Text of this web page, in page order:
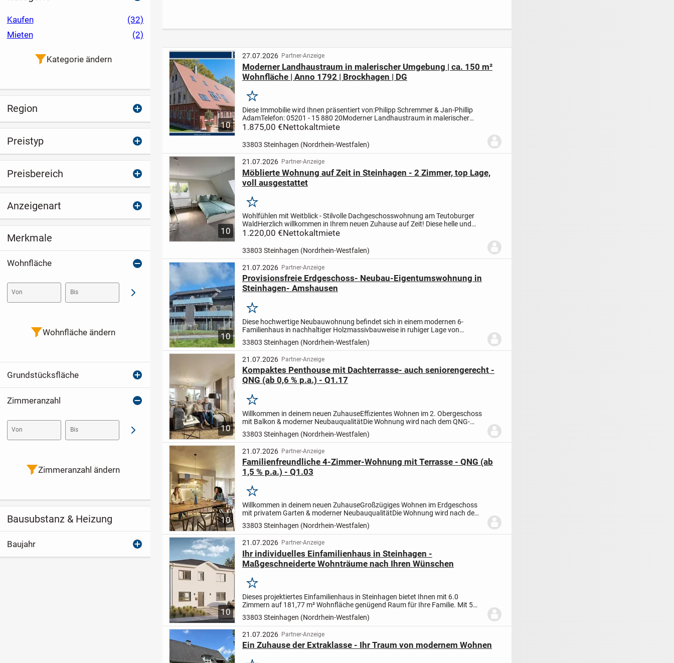
Ibbenbüren
Erstplanung von
Frank Hanke &
Grundstücksservice
10
27.07.2026 Partner-Anzeige
Moderner Landhaustraum in malerischer Umgebung | ca. 150 m²
Wohnfläche | Anno 1792 | Brockhagen | DG
Merken
Diese Immobilie wird Ihnen präsentiert von:Philipp Schremmer & Jan-Phillip
AdamTelefon: 05201 - 15 880 20Moderner Landhaustraum in malerischer
Umgebung | ca. 150 m² Wohnfläche | Anno 1792 |...
1.875,00 €Nettokaltmiete
33803 Steinhagen (Nordrhein-Westfalen)
10
21.07.2026 Partner-Anzeige
Möblierte Wohnung auf Zeit in Steinhagen - 2 Zimmer, top Lage,
voll ausgestattet
Merken
Wohlfühlen mit Weitblick - Stilvolle Dachgeschosswohnung am Teutoburger
WaldHerzlich willkommen in Ihrem neuen Zuhause auf Zeit! Diese helle und
modern eingerichtete 2-Zimmer-Dachgeschosswohnung mit...
1.220,00 €Nettokaltmiete
33803 Steinhagen (Nordrhein-Westfalen)
10
21.07.2026 Partner-Anzeige
Provisionsfreie Erdgeschoss- Neubau-Eigentumswohnung in
Steinhagen- Amshausen
Merken
Diese hochwertige Neubauwohnung befindet sich in einem modernen 6-
Familienhaus in nachhaltiger Holzmassivbauweise in ruhiger Lage von
Steinhagen-Amshausen. Das Gebäude wurde im Jahr 2026 fertiggestell...
33803 Steinhagen (Nordrhein-Westfalen)
10
21.07.2026 Partner-Anzeige
Kompaktes Penthouse mit Dachterrasse- auch seniorengerecht -
QNG (ab 0,6 % p.a.) - Q1.17
Merken
Willkommen in deinem neuen ZuhauseEffizientes Wohnen im 2. Obergeschoss
mit Balkon & moderner NeubauqualitätDie Wohnung wird nach dem QNG-
Standard errichtet und erfüllt damit höchste Anforderungen...
33803 Steinhagen (Nordrhein-Westfalen)
10
21.07.2026 Partner-Anzeige
Familienfreundliche 4-Zimmer-Wohnung mit Terrasse - QNG (ab
1,5 % p.a.) - Q1.03
Merken
Willkommen in deinem neuen ZuhauseGroßzügiges Wohnen im Erdgeschoss
mit privatem Garten & moderner NeubauqualitätDie Wohnung wird nach dem
QNG-Standard errichtet und erfüllt damit höchste...
33803 Steinhagen (Nordrhein-Westfalen)
10
21.07.2026 Partner-Anzeige
Ihr individuelles Einfamilienhaus in Steinhagen -
Maßgeschneiderte Wohnträume nach Ihren Wünschen
Merken
Dieses projektiertes Einfamilienhaus in Steinhagen bietet Ihnen mit 6.0
Zimmern auf 181,77 m² Wohnfläche genügend Raum für Ihre Familie. Mit 5
Schlafzimmern, einem modernen Badezimmer und einem...
33803 Steinhagen (Nordrhein-Westfalen)
21.07.2026 Partner-Anzeige
Ein Zuhause der Extraklasse - Ihr Traum von modernem Wohnen
Kaufen
(32)
Mieten
(2)
Kategorie ändern
Region
Preistyp
Preisbereich
Anzeigenart
Merkmale
Wohnfläche
Von Bis Abschicken
Wohnfläche ändern
Grundstücksfläche
Zimmeranzahl
Von Bis Abschicken
Zimmeranzahl ändern
Bausubstanz & Heizung
Baujahr